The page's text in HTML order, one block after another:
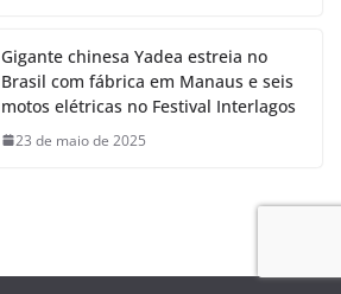
Gigante chinesa Yadea estreia no
Brasil com fábrica em Manaus e seis
motos elétricas no Festival Interlagos
23 de maio de 2025